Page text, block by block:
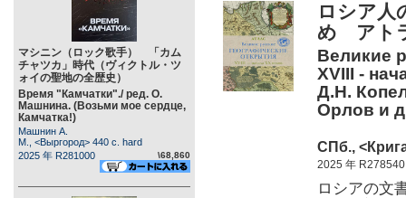
マシニン（ロック歌手） 「カム
チャツカ」時代（ヴィクトル・ツ
ォイの聖地の全歴史）
Время "Камчатки"./ ред. О.
Машнина. (Возьми мое сердце,
Камчатка!)
Машнин А.
М., <Выргород> 440 c. hard
2025 年 R281000
\68,860
ロシア人
め アト
Великие
XVIII -
Д.Н.
Орлов и
СПб.,
2025 年 R278540
ロシアの文